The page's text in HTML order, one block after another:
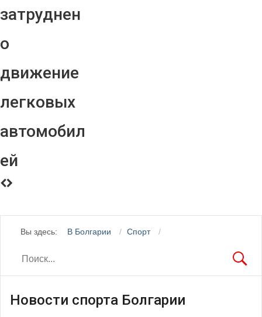
затруднен
о
движение
легковых
автомобил
ей
Вы здесь: В Болгарии Спорт
Новости спорта Болгарии